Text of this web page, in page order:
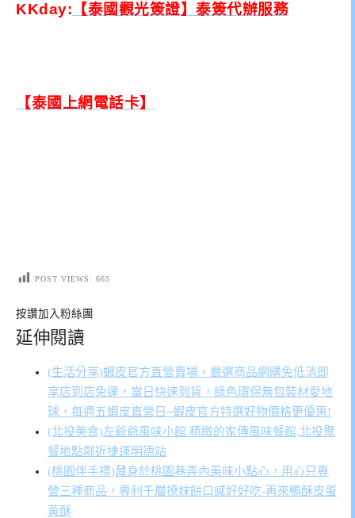
KKday: 【泰國觀光簽證】泰簽代辦服務
【泰國上網電話卡】
POST VIEWS: 665
按讚加入粉絲團
延伸閱讀
(生活分享)蝦皮官方直營賣場，嚴選商品網購免低消即
享店到店免運，當日快速到貨，綠色環保無包裝材愛地
球，每週五蝦皮直營日~蝦皮官方特選好物價格更優惠!
(北投美食)左爺爺風味小館 精緻的家傳風味餐館,北投聚
餐地點鄰近捷運明德站
(桃園伴手禮)藏身於桃園巷弄內美味小點心，用心只專
營三種商品，專利千層撩妹餅口感好好吃-再來鴨酥皮蛋
黃酥